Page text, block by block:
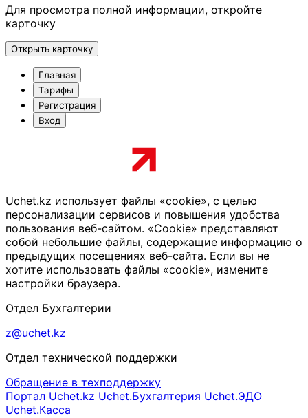
Для просмотра полной информации, откройте
карточку
Открыть карточку
Главная
Тарифы
Регистрация
Вход
Uchet.kz использует файлы «cookie», с целью
персонализации сервисов и повышения удобства
пользования веб-сайтом. «Cookie» представляют
собой небольшие файлы, содержащие информацию о
предыдущих посещениях веб-сайта. Если вы не
хотите использовать файлы «cookie», измените
настройки браузера.
Отдел Бухгалтерии
z@uchet.kz
Отдел технической поддержки
Обращение в техподдержку
Портал Uchet.kz Uchet.Бухгалтерия Uchet.ЭДО
Uchet.Касса